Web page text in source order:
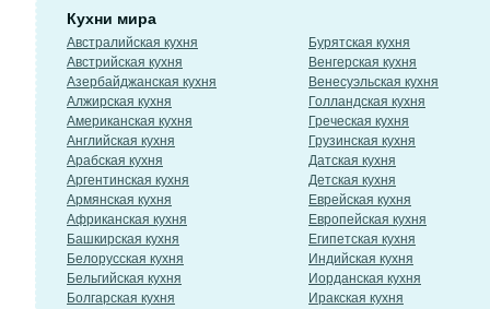
Кухни мира
Австралийская кухня
Австрийская кухня
Азербайджанская кухня
Алжирская кухня
Американская кухня
Английская кухня
Арабская кухня
Аргентинская кухня
Армянская кухня
Африканская кухня
Башкирская кухня
Белорусская кухня
Бельгийская кухня
Болгарская кухня
Бурятская кухня
Венгерская кухня
Венесуэльская кухня
Голландская кухня
Греческая кухня
Грузинская кухня
Датская кухня
Детская кухня
Еврейская кухня
Европейская кухня
Египетская кухня
Индийская кухня
Иорданская кухня
Иракская кухня